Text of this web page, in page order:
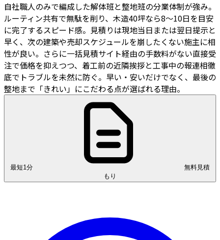
自社職人のみで編成した解体班と整地班の分業体制が強み。
ルーティン共有で無駄を削り、木造40坪なら8〜10日を目安
に完了するスピード感。見積りは現地当日または翌日提示と
早く、次の建築や売却スケジュールを崩したくない施主に相
性が良い。さらに一括見積サイト経由の手数料がない直接受
注で価格を抑えつつ、着工前の近隣挨拶と工事中の報連相徹
底でトラブルを未然に防ぐ。早い・安いだけでなく、最後の
整地まで「きれい」にこだわる点が選ばれる理由。
最短1分
もり